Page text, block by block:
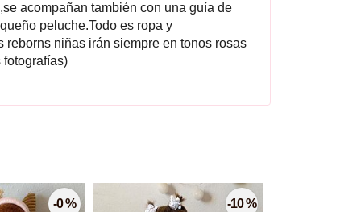
acompañan también con una guía de
peluche.Todo es ropa y
niñas irán siempre en tonos rosas
-0 % -10 %